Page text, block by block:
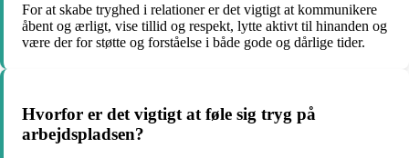
For at skabe tryghed i relationer er det vigtigt at kommunikere
åbent og ærligt, vise tillid og respekt, lytte aktivt til hinanden og
være der for støtte og forståelse i både gode og dårlige tider.
Hvorfor er det vigtigt at føle sig tryg på
arbejdspladsen?